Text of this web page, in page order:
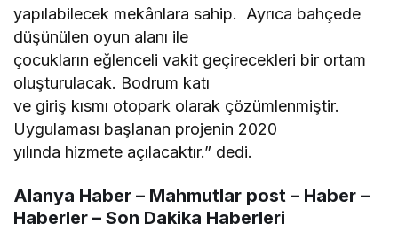
yapılabilecek mekânlara sahip. Ayrıca bahçede
düşünülen oyun alanı ile
çocukların eğlenceli vakit geçirecekleri bir ortam
oluşturulacak. Bodrum katı
ve giriş kısmı otopark olarak çözümlenmiştir.
Uygulaması başlanan projenin 2020
yılında hizmete açılacaktır.” dedi.
Alanya Haber – Mahmutlar post – Haber –
Haberler – Son Dakika Haberleri